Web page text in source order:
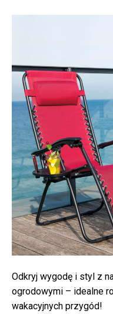
Odkryj wygodę i styl z
ogrodowymi – idealne
wakacyjnych przygód!